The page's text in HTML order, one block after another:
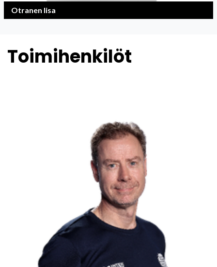
Otranen Iisa
Toimihenkilöt